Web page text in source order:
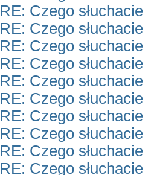
RE: Czego
RE: Czego
RE: Czego
RE: Czego
RE: Czego
RE: Czego
RE: Czego
RE: Czego
RE: Czego
RE: Czego